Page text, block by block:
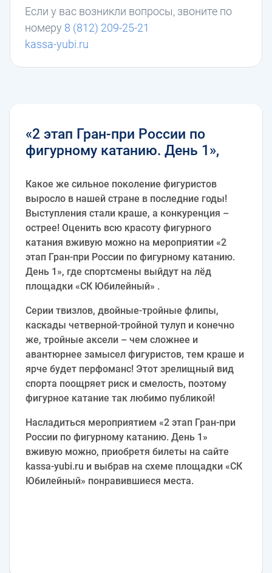
kassa-yubi.ru
Если у вас возникли вопросы, звоните по
номеру 8 (812) 209-25-21
«2 этап Гран-при России по
фигурному катанию. День 1»,
Какое же сильное поколение фигуристов
выросло в нашей стране в последние годы!
Выступления стали краше, а конкуренция –
острее! Оценить всю красоту фигурного
катания вживую можно на мероприятии «2
этап Гран-при России по фигурному катанию.
День 1», где спортсмены выйдут на лёд
площадки «СК Юбилейный» .
Серии твизлов, двойные-тройные флипы,
каскады четверной-тройной тулуп и конечно
же, тройные аксели – чем сложнее и
авантюрнее замысел фигуристов, тем краше и
ярче будет перфоманс! Этот зрелищный вид
спорта поощряет риск и смелость, поэтому
фигурное катание так любимо публикой!
Насладиться мероприятием «2 этап Гран-при
России по фигурному катанию. День 1»
вживую можно, приобретя билеты на сайте
kassa-yubi.ru и выбрав на схеме площадки «СК
Юбилейный» понравившиеся места.